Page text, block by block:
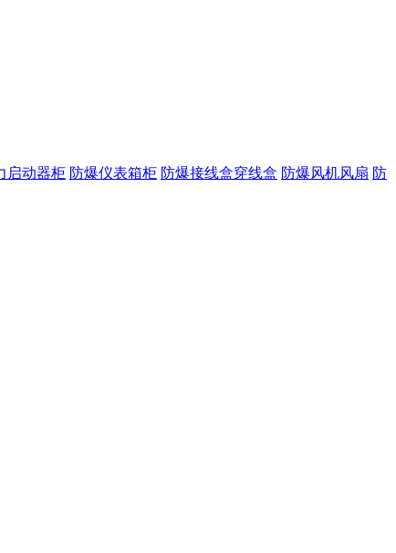
启动器柜 防爆仪表箱柜 防爆接线盒穿线盒 防爆风机风扇 防